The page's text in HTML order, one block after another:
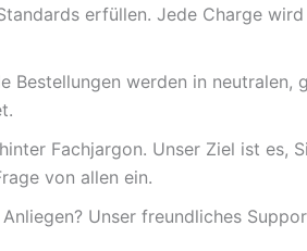
erfüllen. Jede Charge
Bestellungen werden in neutralen,
Fachjargon. Unser Ziel ist es,
von allen ein.
Anliegen? Unser freundliches